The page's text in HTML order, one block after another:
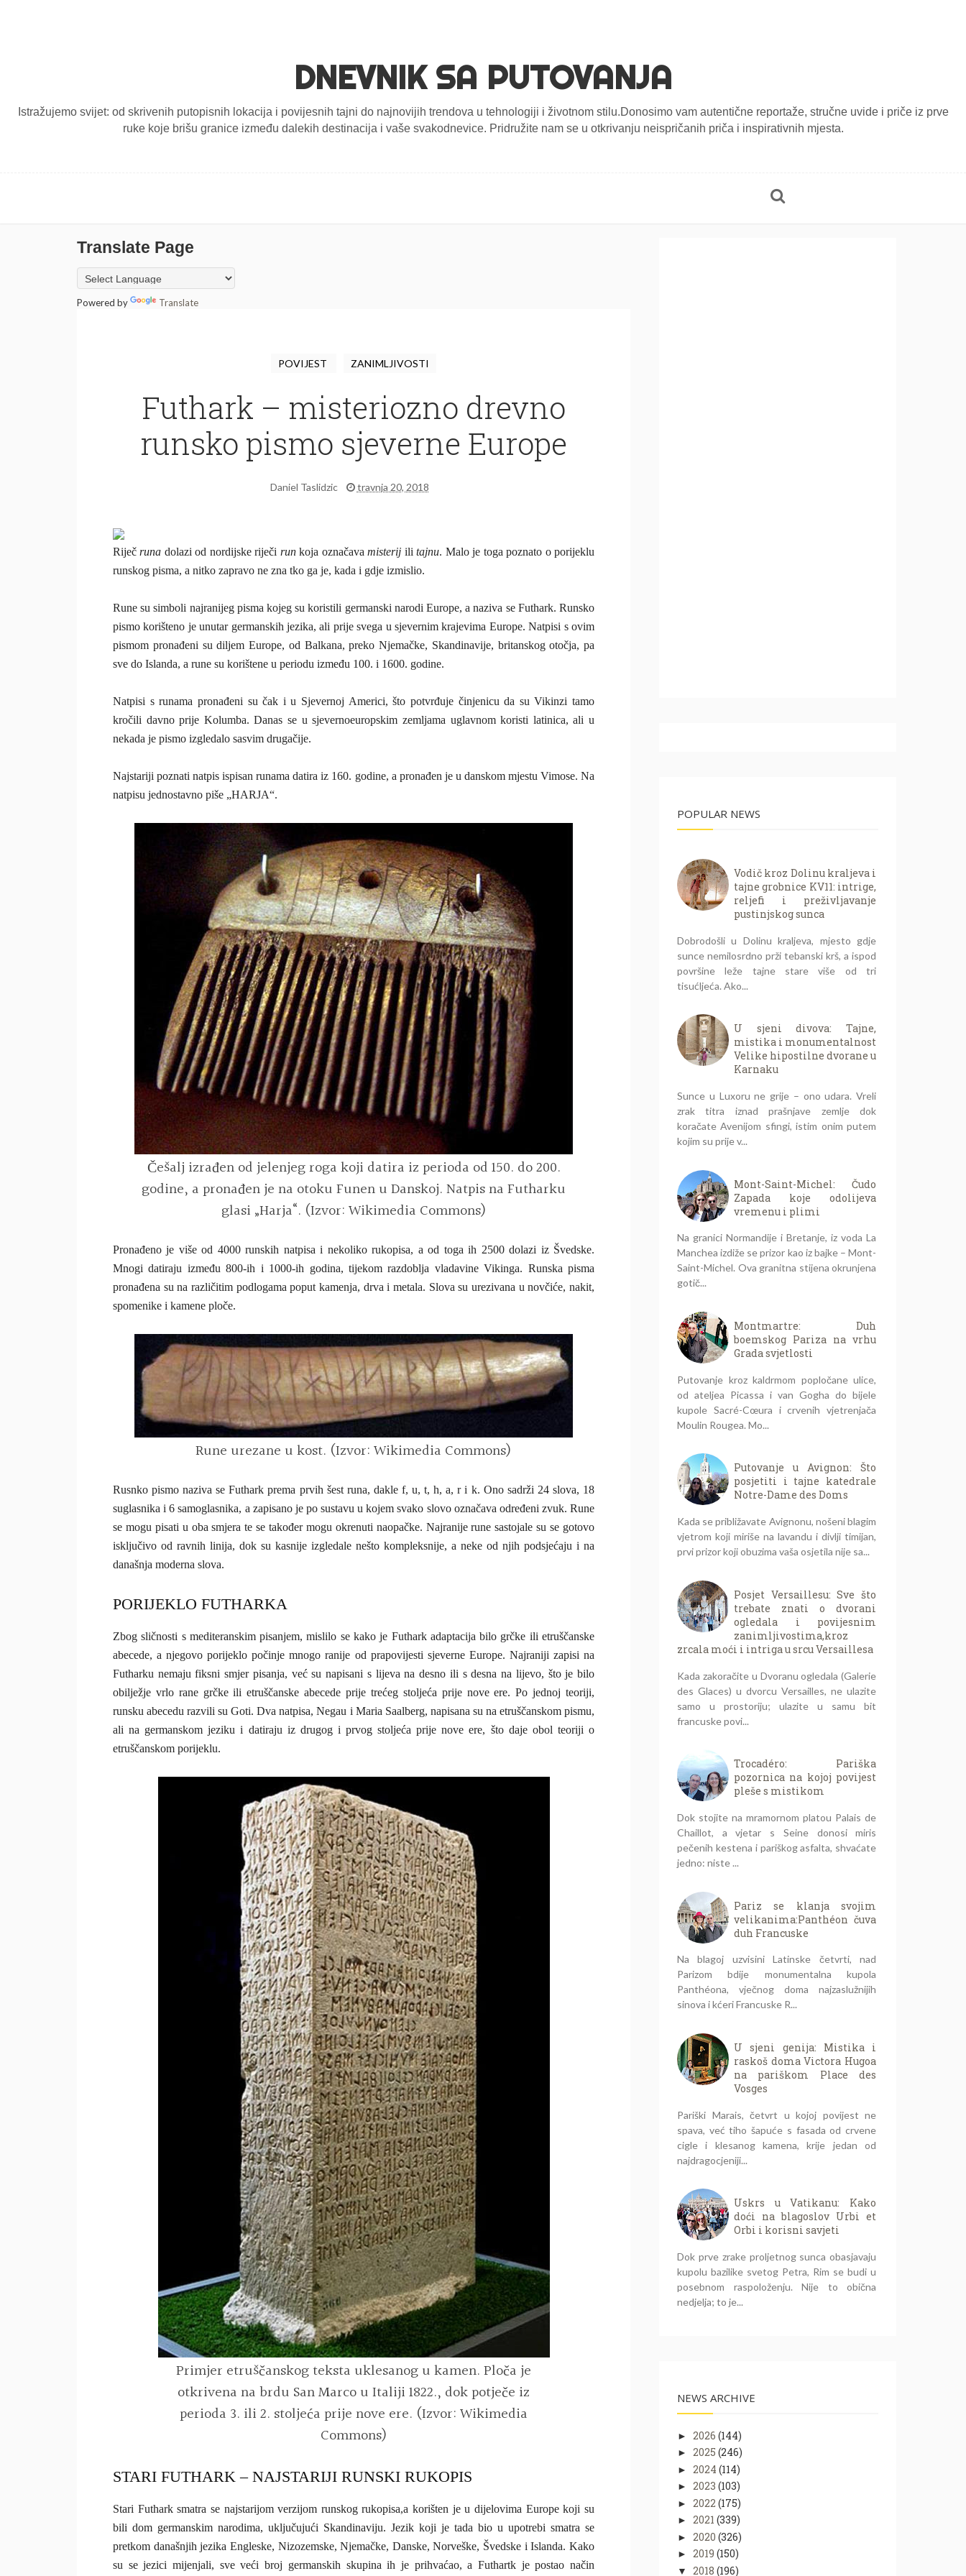
DNEVNIK SA PUTOVANJA
Istražujemo svijet: od skrivenih putopisnih lokacija i povijesnih tajni do najnovijih trendova u tehnologiji i životnom stilu.Donosimo vam autentične reportaže, stručne uvide i priče iz prve
ruke koje brišu granice između dalekih destinacija i vaše svakodnevice. Pridružite nam se u otkrivanju neispričanih priča i inspirativnih mjesta.
Translate Page
Powered by Translate
POVIJEST ZANIMLJIVOSTI
Futhark – misteriozno drevno
runsko pismo sjeverne Europe
Daniel Taslidzic travnja 20, 2018
Riječruna dolazi od nordijske riječi runkoja označavamisterij ilitajnu. Malo je toga poznato o porijeklu
runskog pisma, a nitko zapravo ne zna tko ga je, kada i gdje izmislio.
Rune su simboli najranijeg pisma kojeg su koristili germanski narodi Europe, a naziva se Futhark. Runsko
pismo korišteno je unutar germanskih jezika, ali prije svega u sjevernim krajevima Europe. Natpisi s ovim
pismom pronađeni su diljem Europe, od Balkana, preko Njemačke, Skandinavije, britanskog otočja, pa
sve do Islanda, a rune su korištene u periodu između 100. i 1600. godine.
Natpisi s runama pronađeni su čak i u Sjevernoj Americi, što potvrđuje činjenicu da su Vikinzi tamo
kročili davno prije Kolumba. Danas se u sjevernoeuropskim zemljama uglavnom koristi latinica, ali u
nekada je pismo izgledalo sasvim drugačije.
Najstariji poznati natpis ispisan runama datira iz 160. godine, a pronađen je u danskom mjestu Vimose. Na
natpisu jednostavno piše „HARJA“.
Češalj izrađen od jelenjeg roga koji datira iz perioda od 150. do 200.
godine, a pronađen je na otoku Funen u Danskoj. Natpis na Futharku
glasi „Harja“. (Izvor: Wikimedia Commons)
Pronađeno je više od 4000 runskih natpisa i nekoliko rukopisa, a od toga ih 2500 dolazi iz Švedske.
Mnogi datiraju između 800-ih i 1000-ih godina, tijekom razdoblja vladavine Vikinga. Runska pisma
pronađena su na različitim podlogama poput kamenja, drva i metala. Slova su urezivana u novčiće, nakit,
spomenike i kamene ploče.
Rune urezane u kost. (Izvor: Wikimedia Commons)
Rusnko pismo naziva se Futhark prema prvih šest runa, dakle f, u, t, h, a, r i k. Ono sadrži 24 slova, 18
suglasnika i 6 samoglasnika, a zapisano je po sustavu u kojem svako slovo označava određeni zvuk. Rune
se mogu pisati u oba smjera te se također mogu okrenuti naopačke. Najranije rune sastojale su se gotovo
isključivo od ravnih linija, dok su kasnije izgledale nešto kompleksnije, a neke od njih podsjećaju i na
današnja moderna slova.
PORIJEKLO FUTHARKA
Zbog sličnosti s mediteranskim pisanjem, mislilo se kako je Futhark adaptacija bilo grčke ili etruščanske
abecede, a njegovo porijeklo počinje mnogo ranije od prapovijesti sjeverne Europe. Najraniji zapisi na
Futharku nemaju fiksni smjer pisanja, već su napisani s lijeva na desno ili s desna na lijevo, što je bilo
obilježje vrlo rane grčke ili etruščanske abecede prije trećeg stoljeća prije nove ere. Po jednoj teoriji,
runsku abecedu razvili su Goti. Dva natpisa, Negau i Maria Saalberg, napisana su na etruščanskom pismu,
ali na germanskom jeziku i datiraju iz drugog i prvog stoljeća prije nove ere, što daje obol teoriji o
etruščanskom porijeklu.
Primjer etruščanskog teksta uklesanog u kamen. Ploča je
otkrivena na brdu San Marco u Italiji 1822., dok potječe iz
perioda 3. ili 2. stoljeća prije nove ere. (Izvor: Wikimedia
Commons)
STARI FUTHARK – NAJSTARIJI RUNSKI RUKOPIS
Stari Futhark smatra se najstarijom verzijom runskog rukopisa,a korišten je u dijelovima Europe koji su
bili dom germanskim narodima, uključujući Skandinaviju. Jezik koji je tada bio u upotrebi smatra se
pretkom današnjih jezika Engleske, Nizozemske, Njemačke, Danske, Norveške, Švedske i Islanda. Kako
su se jezici mijenjali, sve veći broj germanskih skupina ih je prihvaćao, a Futhartk je postao način
POPULAR NEWS
Vodič kroz Dolinu kraljeva i
tajne grobnice KV11: intrige,
reljefi i preživljavanje
pustinjskog sunca
Dobrodošli u Dolinu kraljeva, mjesto gdje
sunce nemilosrdno prži tebanski krš, a ispod
površine leže tajne stare više od tri
tisućljeća. Ako...
U sjeni divova: Tajne,
mistika i monumentalnost
Velike hipostilne dvorane u
Karnaku
Sunce u Luxoru ne grije – ono udara. Vreli
zrak titra iznad prašnjave zemlje dok
koračate Avenijom sfingi, istim onim putem
kojim su prije v...
Mont-Saint-Michel: Čudo
Zapada koje odolijeva
vremenu i plimi
Na granici Normandije i Bretanje, iz voda La
Manchea izdiže se prizor kao iz bajke – Mont-
Saint-Michel. Ova granitna stijena okrunjena
gotič...
Montmartre: Duh
boemskog Pariza na vrhu
Grada svjetlosti
Putovanje kroz kaldrmom popločane ulice,
od ateljea Picassa i van Gogha do bijele
kupole Sacré-Cœura i crvenih vjetrenjača
Moulin Rougea. Mo...
Putovanje u Avignon: Što
posjetiti i tajne katedrale
Notre-Dame des Doms
Kada se približavate Avignonu, nošeni blagim
vjetrom koji miriše na lavandu i divlji timijan,
prvi prizor koji obuzima vaša osjetila nije sa...
Posjet Versaillesu: Sve što
trebate znati o dvorani
ogledala i povijesnim
zanimljivostima,kroz
zrcala moći i intriga u srcu Versaillesa
Kada zakoračite u Dvoranu ogledala (Galerie
des Glaces) u dvorcu Versailles, ne ulazite
samo u prostoriju; ulazite u samu bit
francuske povi...
Trocadéro: Pariška
pozornica na kojoj povijest
pleše s mistikom
Dok stojite na mramornom platou Palais de
Chaillot, a vjetar s Seine donosi miris
pečenih kestena i pariškog asfalta, shvaćate
jedno: niste ...
Pariz se klanja svojim
velikanima:Panthéon čuva
duh Francuske
Na blagoj uzvisini Latinske četvrti, nad
Parizom bdije monumentalna kupola
Panthéona, vječnog doma najzaslužnijih
sinova i kćeri Francuske R...
U sjeni genija: Mistika i
raskoš doma Victora Hugoa
na pariškom Place des
Vosges
Pariški Marais, četvrt u kojoj povijest ne
spava, već tiho šapuće s fasada od crvene
cigle i klesanog kamena, krije jedan od
najdragocjeniji...
Uskrs u Vatikanu: Kako
doći na blagoslov Urbi et
Orbi i korisni savjeti
Dok prve zrake proljetnog sunca obasjavaju
kupolu bazilike svetog Petra, Rim se budi u
posebnom raspoloženju. Nije to obična
nedjelja; to je...
NEWS ARCHIVE
► 2026 (144)
► 2025 (246)
► 2024 (114)
► 2023 (103)
► 2022 (175)
► 2021 (339)
► 2020 (326)
► 2019 (150)
▼ 2018 (196)